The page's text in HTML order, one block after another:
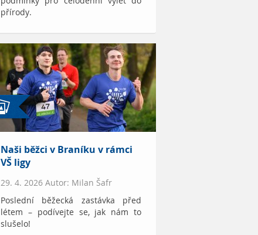
přírody.
Naši běžci v Braníku v rámci
VŠ ligy
29. 4. 2026 Autor: Milan Šafr
Poslední běžecká zastávka před
létem – podívejte se, jak nám to
slušelo!